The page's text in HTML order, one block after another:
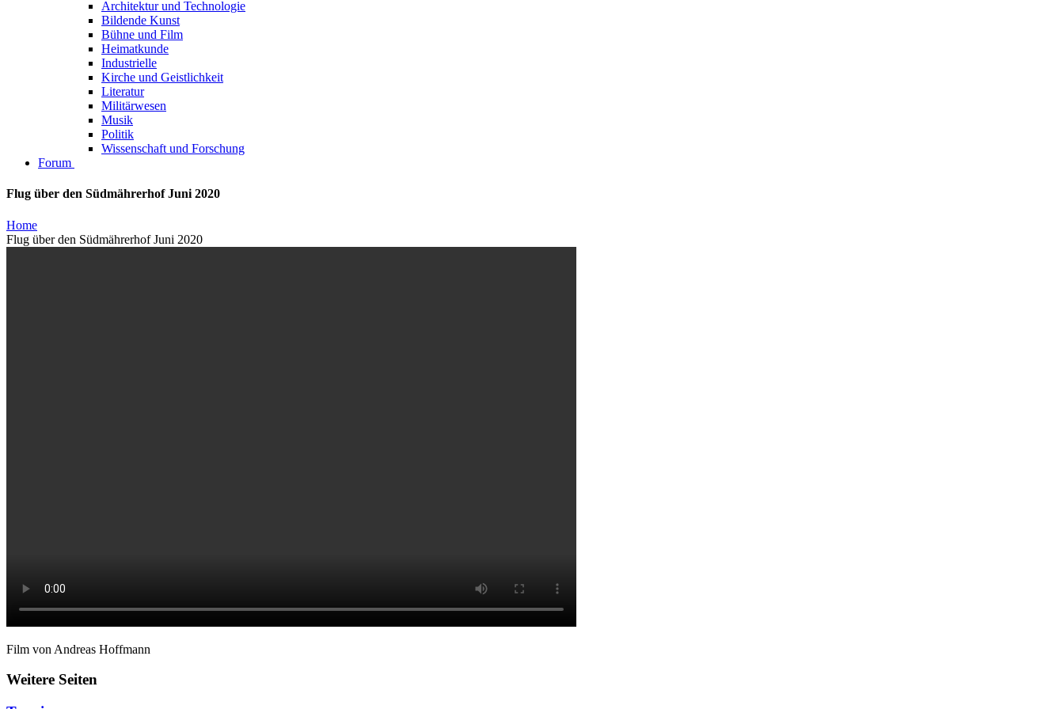
Architektur und Technologie
Bildende Kunst
Bühne und Film
Heimatkunde
Industrielle
Kirche und Geistlichkeit
Literatur
Militärwesen
Musik
Politik
Wissenschaft und Forschung
Forum
Flug über den Südmährerhof Juni 2020
Home
Flug über den Südmährerhof Juni 2020
Film von Andreas Hoffmann
Weitere Seiten